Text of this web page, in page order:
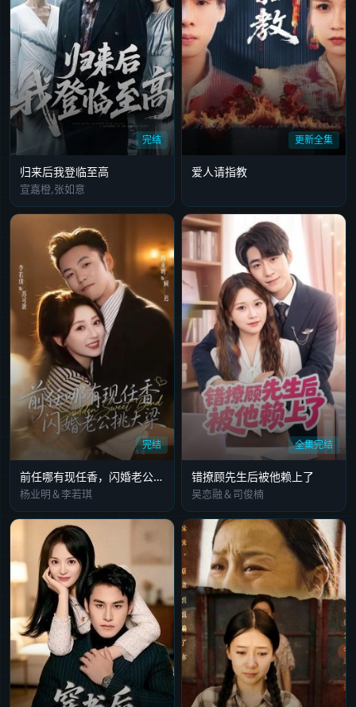
完结
归来后我登临至高
宣嘉橙,张如意
更新全集
爱人请指教
完结
前任哪有现任香，闪婚老公挑大梁
杨业明＆李若琪
全集完结
错撩顾先生后被他赖上了
吴恋融＆司俊楠